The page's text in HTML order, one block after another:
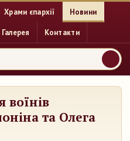
Храми єпархії Новини
Галерея Контакти
воїнів
та Олега